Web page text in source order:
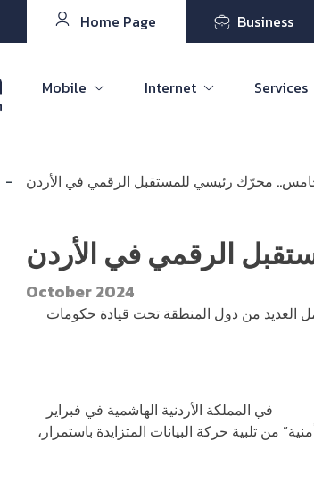
Home Page Business
Mobile Internet Services
- محرّك رئيسي للمستقبل الرقمي في الأردن
الرقمي في الأردن
October 2024
العديد من دول المنطقة تحت قيادة حكومات
في المملكة الأردنية الهاشمية في فبراير
من تلبية حركة البيانات المتزايدة باستمرار،